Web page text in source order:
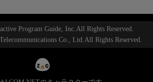
Program Guide, Inc.All Rights Reserved.
Co., Ltd.All Rights Reserved.